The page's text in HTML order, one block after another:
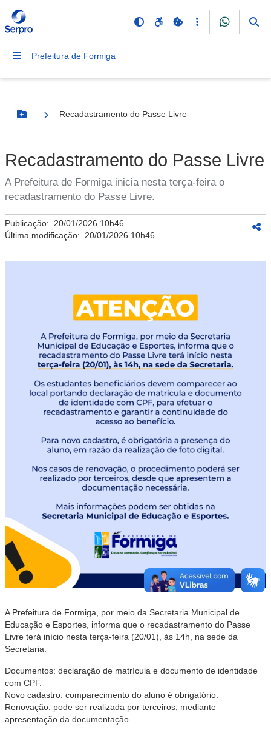
Prefeitura de Formiga
Botão Menu
Recadastramento do Passe Livre
Recadastramento do Passe Livre
A Prefeitura de Formiga inicia nesta terça-feira o
recadastramento do Passe Livre.
Publicação: 20/01/2026 10h46
Última modificação: 20/01/2026 10h46
A Prefeitura de Formiga, por meio da Secretaria Municipal de
Educação e Esportes, informa que o recadastramento do Passe
Livre terá início nesta terça-feira (20/01), às 14h, na sede da
Secretaria.
Documentos: declaração de matrícula e documento de identidade
com CPF.
Novo cadastro: comparecimento do aluno é obrigatório.
Renovação: pode ser realizada por terceiros, mediante
apresentação da documentação.